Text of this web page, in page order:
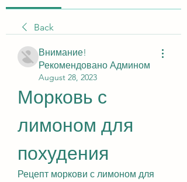
Back
Внимание!
Рекомендовано Админом
August 28, 2023
Морковь с
лимоном для
похудения
Рецепт моркови с лимоном для